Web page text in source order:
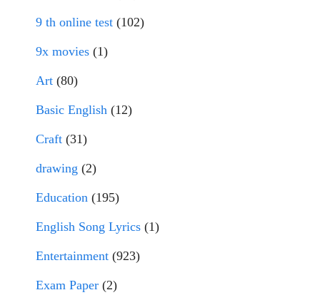
9 th online test (102)
9x movies (1)
Art (80)
Basic English (12)
Craft (31)
drawing (2)
Education (195)
English Song Lyrics (1)
Entertainment (923)
Exam Paper (2)